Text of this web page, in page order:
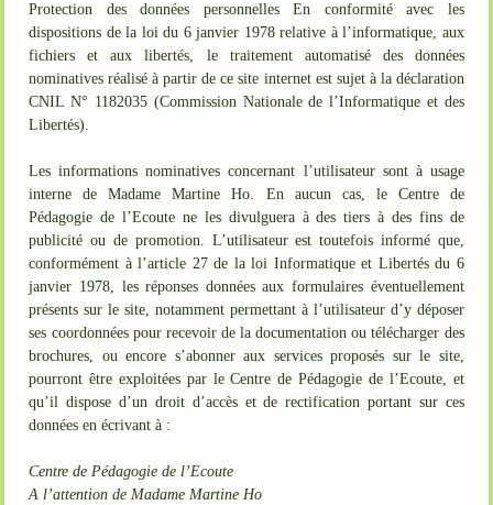
Protection des données personnelles En conformité avec les
dispositions de la loi du 6 janvier 1978 relative à l’informatique, aux
fichiers et aux libertés, le traitement automatisé des données
nominatives réalisé à partir de ce site internet est sujet à la déclaration
CNIL N° 1182035 (Commission Nationale de l’Informatique et des
Libertés).
Les informations nominatives concernant l’utilisateur sont à usage
interne de Madame Martine Ho. En aucun cas, le Centre de
Pédagogie de l’Ecoute ne les divulguera à des tiers à des fins de
publicité ou de promotion. L’utilisateur est toutefois informé que,
conformément à l’article 27 de la loi Informatique et Libertés du 6
janvier 1978, les réponses données aux formulaires éventuellement
présents sur le site, notamment permettant à l’utilisateur d’y déposer
ses coordonnées pour recevoir de la documentation ou télécharger des
brochures, ou encore s’abonner aux services proposés sur le site,
pourront être exploitées par le Centre de Pédagogie de l’Ecoute, et
qu’il dispose d’un droit d’accès et de rectification portant sur ces
données en écrivant à :
Centre de Pédagogie de l’Ecoute
A l’attention de Madame Martine Ho